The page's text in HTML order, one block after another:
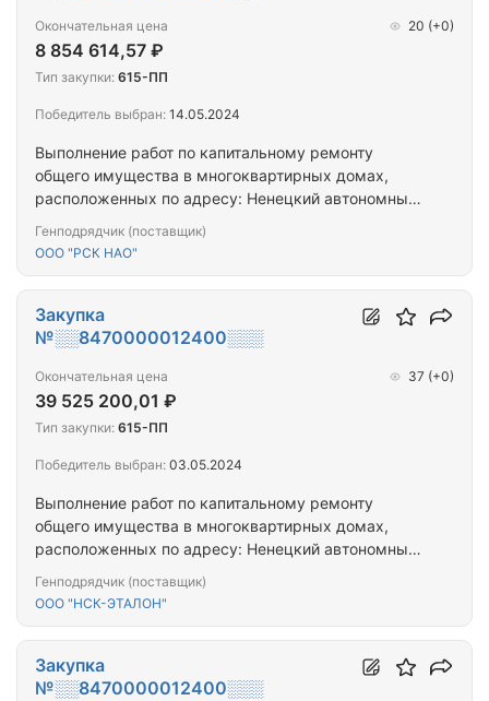
Выполнение работ по капитальному ремонту
общего имущества в многоквартирных домах,
расположенных по адресу: Ненецкий автономный
автономный округ, г. Нарьян-Мар, ул. Южная, д. 35
Генподрядчик (поставщик)
ООО "РСК НАО"
Окончательная цена
8 854 614,57 ₽
20 (+0)
Тип закупки: 615-ПП
Победитель выбран: 14.05.2024
Выполнение работ по капитальному ремонту
общего имущества в многоквартирных домах,
расположенных по адресу: Ненецкий автономный
Генподрядчик (поставщик)
ООО "НСК-ЭТАЛОН"
Закупка
№░░8470000012400░░░
Окончательная цена
39 525 200,01 ₽
37 (+0)
Тип закупки: 615-ПП
Победитель выбран: 03.05.2024
Закупка
№░░8470000012400░░░